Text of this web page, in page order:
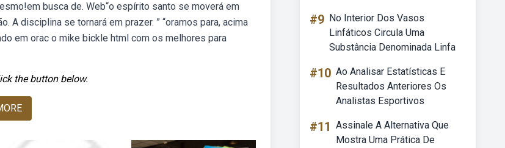
busca de. Web“o espírito santo se moverá em
A disciplina se tornará em prazer. ” “oramos para, acima
em orac o mike bickle html com os melhores para
the button below.
#9 No Interior Dos Vasos
Linfáticos Circula Uma
Substância Denominada Linfa
#10 Ao Analisar Estatísticas E
Resultados Anteriores Os
Analistas Esportivos
#11 Assinale A Alternativa Que
Mostra Uma Prática De